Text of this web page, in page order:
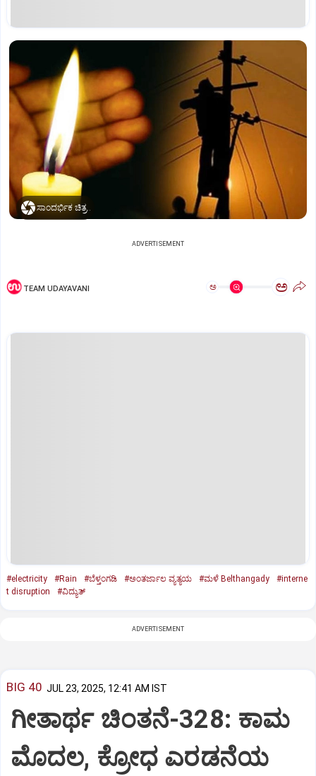
ಸಾಂದರ್ಭಿಕ ಚಿತ್ರ..
ADVERTISEMENT
TEAM UDAYAVANI ಅ ಅ
#electricity #Rain #ಬೆಳ್ತಂಗಡಿ #ಅಂತರ್ಜಾಲ ವ್ಯತ್ಯಯ #ಮಳೆ Belthangady
#interne
t disruption
#ವಿದ್ಯುತ್‌
ADVERTISEMENT
BIG 40 JUL 23, 2025, 12:41 AM IST
ಗೀತಾರ್ಥ ಚಿಂತನೆ-328: ಕಾಮ
ಮೊದಲ, ಕ್ರೋಧ ಎರಡನೆಯ